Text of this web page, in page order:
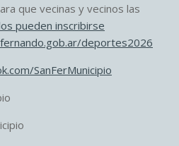
que vecinas y vecinos las
pueden inscribirse
deportes2026
SanFerMunicipio